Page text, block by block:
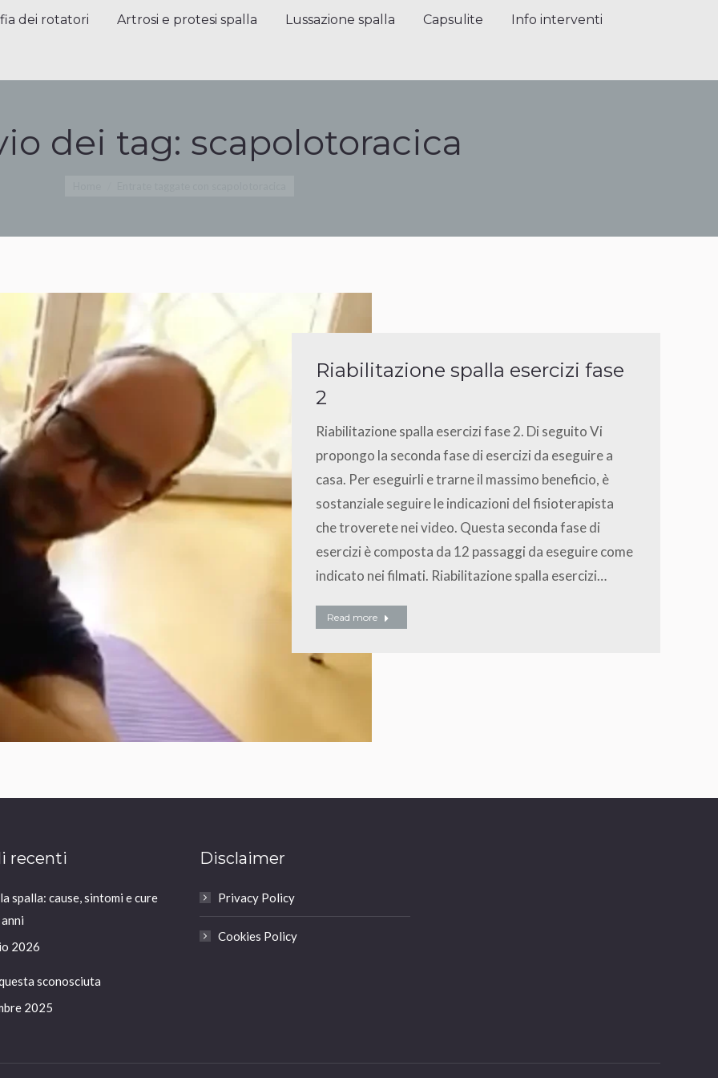
dei rotatori Artrosi e protesi spalla Lussazione spalla Capsulite Info interventi
dei tag: scapolotoracica
Riabilitazione spalla esercizi fase
2
Riabilitazione spalla esercizi fase 2. Di seguito Vi
propongo la seconda fase di esercizi da eseguire a
casa. Per eseguirli e trarne il massimo beneficio, è
sostanziale seguire le indicazioni del fisioterapista
che troverete nei video. Questa seconda fase di
esercizi è composta da 12 passaggi da eseguire come
indicato nei filmati. Riabilitazione spalla esercizi…
Read more
recenti
spalla: cause, sintomi e cure
2026
sconosciuta
2025
Disclaimer
Privacy Policy
Cookies Policy
dei rotatori Artrosi e protesi spalla Lussazione spalla Capsulite Info interventi